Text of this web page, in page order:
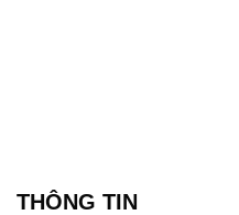
THÔNG TIN